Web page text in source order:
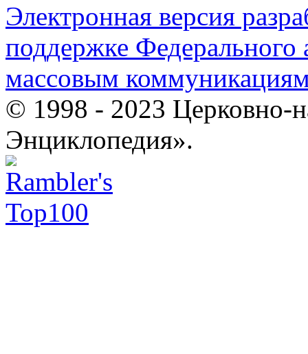
Электронная версия
поддержке Федерального
массовым
© 1998 - 2023 Церковно-
Энциклопедия».